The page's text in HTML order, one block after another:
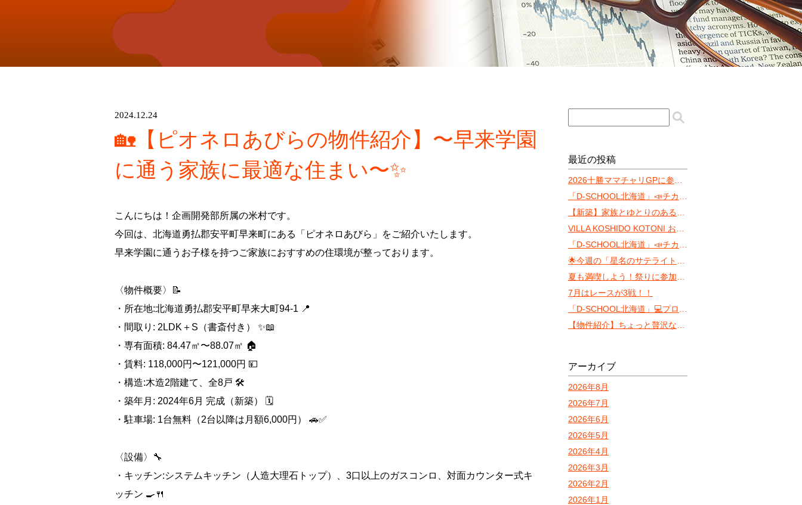
2024.12.24
🏡【ピオネロあびらの物件紹介】〜早来学園
に通う家族に最適な住まい〜✨
こんにちは！企画開発部所属の米村です。
今回は、北海道勇払郡安平町早来町にある「ピオネロあびら」をご紹介いたします。
早来学園に通うお子様を持つご家族におすすめの住環境が整っております。
〈物件概要〉📝
・所在地:北海道勇払郡安平町早来大町94-1 📍
・間取り: 2LDK＋S（書斎付き） ✨📖
・専有面積: 84.47㎡〜88.07㎡ 🏠
・賃料: 118,000円〜121,000円 💴
・構造:木造2階建て、全8戸 🛠️
・築年月: 2024年6月 完成（新築） 🗓️
・駐車場: 1台無料（2台以降は月額6,000円） 🚗✅
〈設備〉🔧
・キッチン:システムキッチン（人造大理石トップ）、3口以上のガスコンロ、対面カウンター式キ
ッチン 🍳🍴
最近の投稿
7月はレースが3戦！！
アーカイブ
2026年8月
2026年7月
2026年6月
2026年5月
2026年4月
2026年3月
2026年2月
2026年1月